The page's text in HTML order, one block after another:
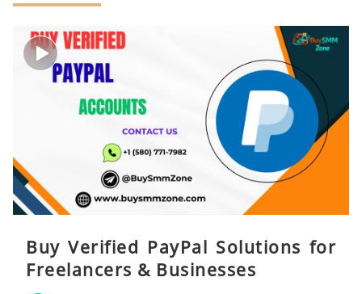
Buy Verified PayPal Solutions for
Freelancers & Businesses